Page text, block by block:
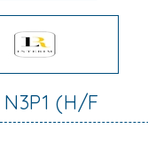
N3P1 (H/F